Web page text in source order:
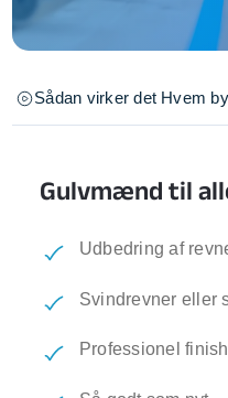
Sådan virker det Hvem
Gulvmænd til
Udbedring af
Svindrevner eller
Professionel finish